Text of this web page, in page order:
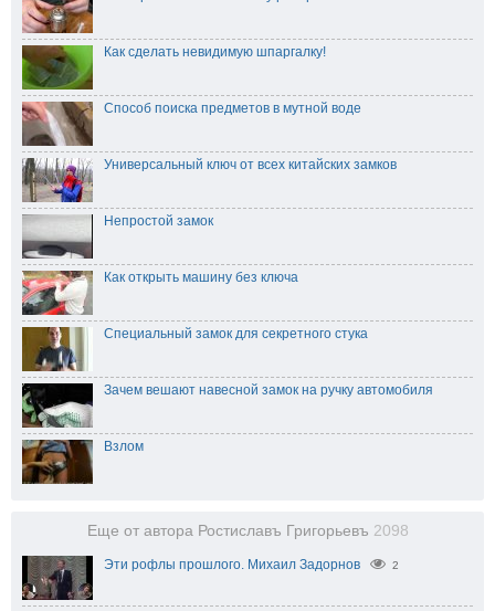
Как сделать невидимую шпаргалку!
Способ поиска предметов в мутной воде
Универсальный ключ от всех китайских замков
Непростой замок
Как открыть машину без ключа
Специальный замок для секретного стука
Зачем вешают навесной замок на ручку автомобиля
Взлом
Еще от автора Ростиславъ Григорьевъ 2098
Эти рофлы прошлого. Михаил Задорнов 2